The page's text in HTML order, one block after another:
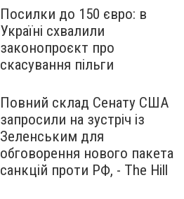
Посилки до 150 євро: в
Україні схвалили
законопроєкт про
скасування пільги
Повний склад Сенату США
запросили на зустріч із
Зеленським для
обговорення нового пакета
санкцій проти РФ, - The Hill